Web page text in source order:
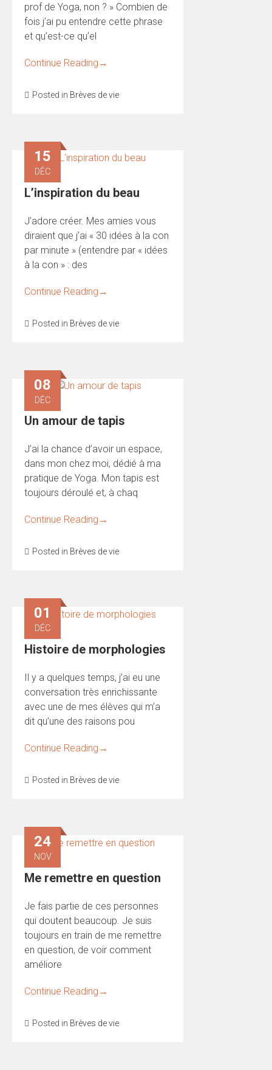
prof de Yoga, non ? » Combien de
fois j’ai pu entendre cette phrase
et qu’est-ce qu’el
Continue Reading →
Posted in Brèves de vie
15
DÉC
L’inspiration du beau
J’adore créer. Mes amies vous
diraient que j’ai « 30 idées à la con
par minute » (entendre par « idées
à la con » : des
Continue Reading →
Posted in Brèves de vie
08
DÉC
Un amour de tapis
J’ai la chance d’avoir un espace,
dans mon chez moi, dédié à ma
pratique de Yoga. Mon tapis est
toujours déroulé et, à chaq
Continue Reading →
Posted in Brèves de vie
01
DÉC
Histoire de morphologies
Il y a quelques temps, j’ai eu une
conversation très enrichissante
avec une de mes élèves qui m’a
dit qu’une des raisons pou
Continue Reading →
Posted in Brèves de vie
24
NOV
Me remettre en question
Je fais partie de ces personnes
qui doutent beaucoup. Je suis
toujours en train de me remettre
en question, de voir comment
améliore
Continue Reading →
Posted in Brèves de vie